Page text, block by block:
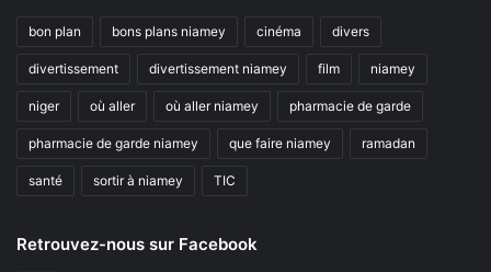
bon plan bons plans niamey cinéma divers
divertissement divertissement niamey film niamey
niger où aller où aller niamey pharmacie de garde
pharmacie de garde niamey que faire niamey ramadan
santé sortir à niamey TIC
Retrouvez-nous sur Facebook